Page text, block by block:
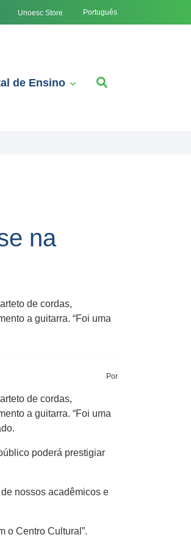
Unoesc Store Português
de Ensino
na
de cordas,
a guitarra. “Foi uma
Por
de cordas,
a guitarra. “Foi uma
poderá prestigiar
nossos acadêmicos e
o Centro Cultural”.